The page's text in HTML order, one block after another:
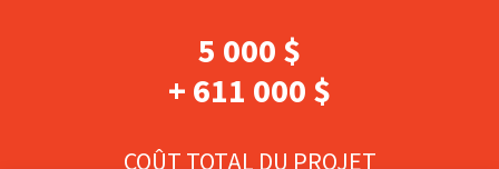
5 000 $
+ 611 000 $
COÛT TOTAL DU PROJET